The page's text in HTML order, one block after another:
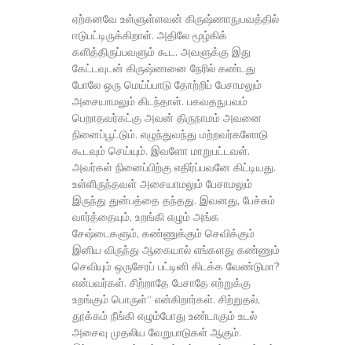
ஏற்கனவே உள்ளுள்ளவன் கிருஷ்ணாநுபவத்தில்
ஈடுபட்டிருக்கிறாள். அதிலே மூழ்கிக்
களித்திருப்பவளும் கூட. அவளுக்கு இது
கேட்டவுடன் கிருஷ்ணனை நேரில் கண்டது
போலே ஒரு மெய்ப்பாடு தோற்றிப் பேசாமலும்
அசையாமலும் கிடந்தாள். பகவதநுபவம்
பெறாதவர்கட்கு அவன் திருநாமம் அவனை
நினைப்பூட்டும். எழுந்துவந்து மற்றவர்களோடு
கூடவும் செய்யும். இவளோ மாறுபட்டவள்.
அவர்கள் நினைப்பிற்கு எதிர்ப்பவனே கிட்டியது.
உள்ளிருந்தவள் அசையாமலும் பேசாமலும்
இருந்து துன்பத்தை தந்தது. இவனது, பேச்சும்
வார்த்தையும், உறங்கி எழும் அங்க
சேஷ்டைகளும், கண்ணுக்கும் செவிக்கும்
இனிய விருந்து ஆகையால் எங்களது கண்ணும்
செவியும் ஒருசேரப் பட்டினி கிடக்க வேண்டுமா?
என்பவர்கள். சிற்றாதே பேசாதே எற்றுக்கு
உறங்கும் பொருள்“ என்கிறார்கள். சிற்றுதல்,
தூக்கம் நீங்கி எழும்போது உண்டாகும் உடல்
அசைவு முதலிய வேறுபாடுகள் ஆகும்.